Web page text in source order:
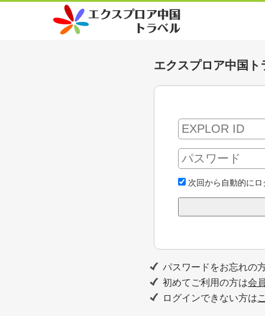
エクスプロア中国ト
次回から自動的に
パスワードをお忘れの
初めてご利用の方は会
ログインできない方は